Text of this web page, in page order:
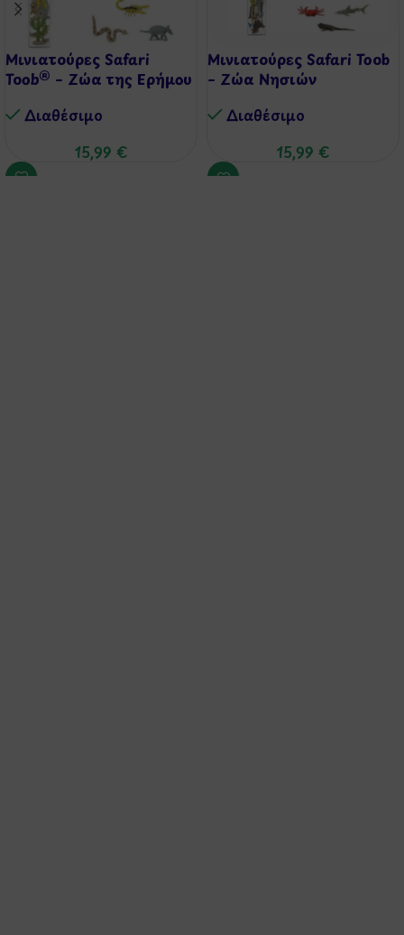
Μινιατούρες Safari
Toob® – Ζώα της Ερήμου
Διαθέσιμo
15,99 €
Μινιατούρες Safari Toob
– Ζώα Νησιών
Διαθέσιμo
15,99 €